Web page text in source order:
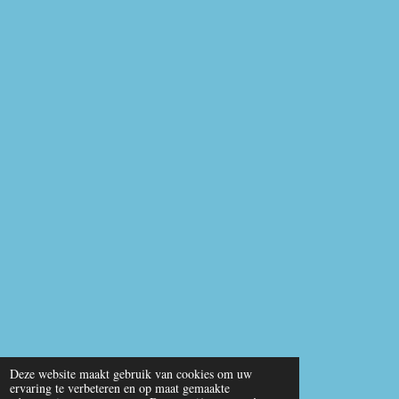
Deze website maakt gebruik van cookies om uw
ervaring te verbeteren en op maat gemaakte